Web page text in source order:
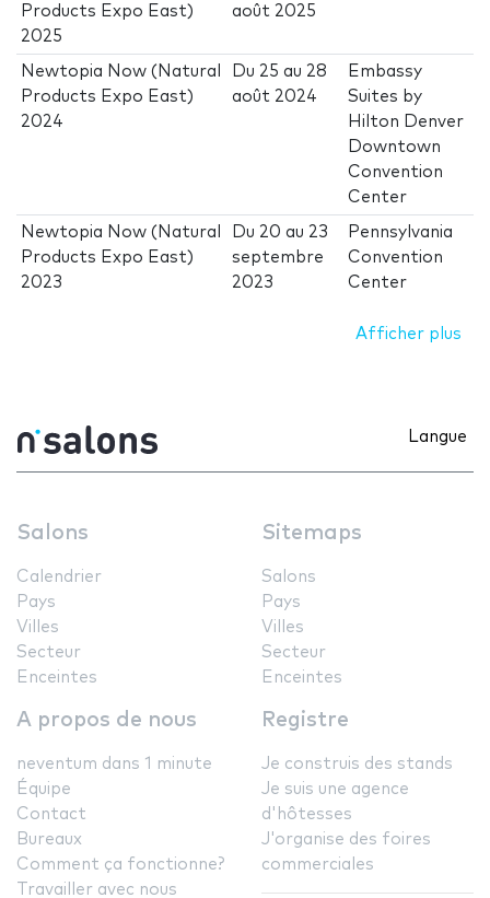
Products Expo East)
2025
août 2025
Newtopia Now (Natural
Products Expo East)
2024
Du 25 au 28
août 2024
Embassy
Suites by
Hilton Denver
Downtown
Convention
Center
Newtopia Now (Natural
Products Expo East)
2023
Du 20 au 23
septembre
2023
Pennsylvania
Convention
Center
Afficher plus
Langue
Salons
Calendrier
Pays
Villes
Secteur
Enceintes
Sitemaps
Salons
Pays
Villes
Secteur
Enceintes
A propos de nous
neventum dans 1 minute
Équipe
Contact
Bureaux
Comment ça fonctionne?
Travailler avec nous
Registre
Je construis des stands
Je suis une agence
d'hôtesses
J'organise des foires
commerciales